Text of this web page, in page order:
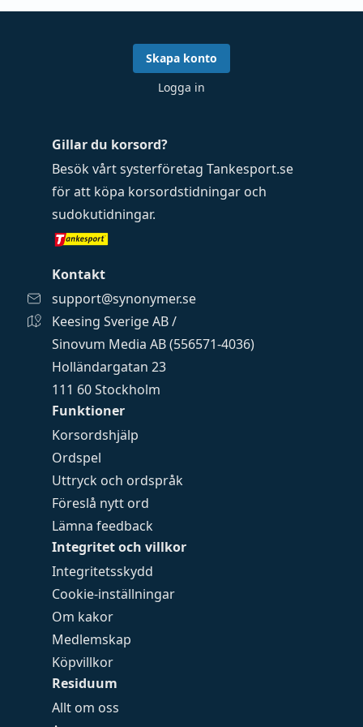
Funktioner
Korsordshjälp
Ordspel
Uttryck och ordspråk
Föreslå nytt ord
Lämna feedback
Integritet och villkor
Integritetsskydd
Cookie-inställningar
Om kakor
Medlemskap
Köpvillkor
Residuum
Allt om oss
Gillar du korsord?
Besök vårt systerföretag Tankesport.se
för att köpa korsordstidningar och
sudokutidningar.
Kontakt
support@synonymer.se
Keesing Sverige AB /
Sinovum Media AB (556571-4036)
Holländargatan 23
111 60 Stockholm
Skapa konto
Logga in